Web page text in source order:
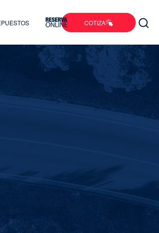
COTIZA